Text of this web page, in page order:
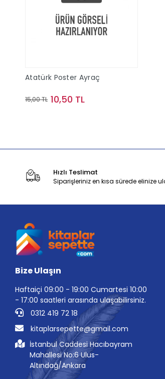
Atatürk Poster Ayraç
15,00 TL 10,50 TL
Hızlı Teslimat
Siparişleriniz en kısa sürede elinize
Bize Ulaşın
Haftaiçi 09:00 - 19:00 Cumartesi 10:00
- 17:00 saatleri arasında ulaşabilirsiniz.
0312 419 72 18
kitaplarsepette@gmail.com
İstanbul Caddesi Hacıbayram
Mahallesi No:6 Ulus-
Altındağ/Ankara